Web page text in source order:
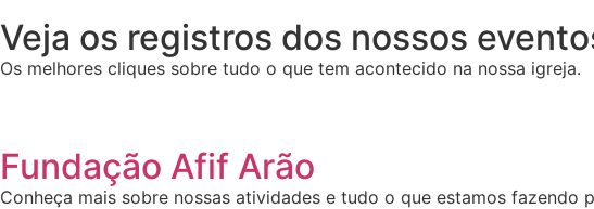
Veja os registros dos nossos
Os melhores cliques sobre tudo o que tem acontecido na nossa igreja.
Fundação Afif Arão
Conheça mais sobre nossas atividades e tudo o que estamos fazendo